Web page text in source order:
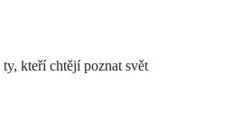
kteří chtějí poznat svět